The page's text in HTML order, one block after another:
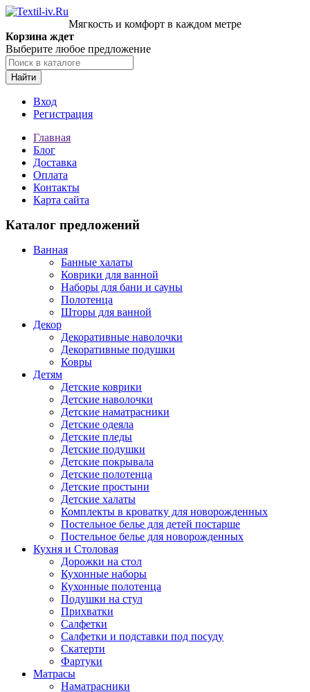
Мягкость и комфорт в каждом метре
Корзина ждет
Выберите любое предложение
Найти
Вход
Регистрация
Главная
Блог
Доставка
Оплата
Контакты
Карта сайта
Каталог предложений
Ванная
Банные халаты
Коврики для ванной
Наборы для бани и сауны
Полотенца
Шторы для ванной
Декор
Декоративные наволочки
Декоративные подушки
Ковры
Детям
Детские коврики
Детские наволочки
Детские наматрасники
Детские одеяла
Детские пледы
Детские подушки
Детские покрывала
Детские полотенца
Детские простыни
Детские халаты
Комплекты в кроватку для новорожденных
Постельное белье для детей постарше
Постельное белье для новорожденных
Кухня и Столовая
Дорожки на стол
Кухонные наборы
Кухонные полотенца
Подушки на стул
Прихватки
Салфетки
Салфетки и подставки под посуду
Скатерти
Фартуки
Матрасы
Наматрасники